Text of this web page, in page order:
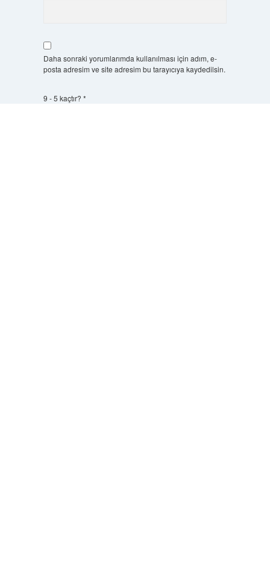
Daha sonraki yorumlarımda kullanılması için adım, e-
posta adresim ve site adresim bu tarayıcıya kaydedilsin.
9 - 5 kaçtır? *